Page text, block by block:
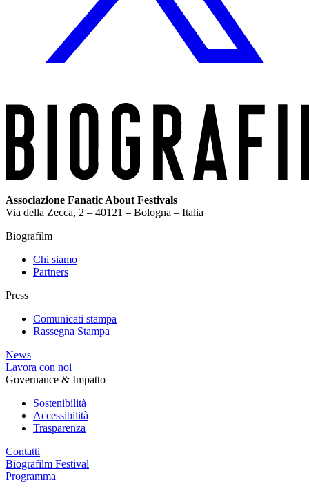
Associazione Fanatic About Festivals
Via della Zecca, 2 – 40121 – Bologna – Italia
Biografilm
Chi siamo
Partners
Press
Comunicati stampa
Rassegna Stampa
News
Lavora con noi
Governance & Impatto
Sostenibilità
Accessibilità
Trasparenza
Contatti
Biografilm Festival
Programma